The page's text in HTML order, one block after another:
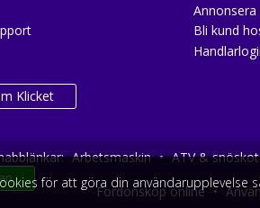
Klicket
Annonsera
Bli kund
Arbetsmaskin • ATV &
Fordonsköp online •
för att göra din